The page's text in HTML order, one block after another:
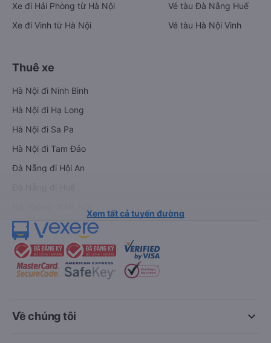
Xe đi Hải Phòng từ Hà Nội
Xe đi Vinh từ Hà Nội
Vé tàu Đà Nẵng Huế
Vé tàu Hà Nội Vinh
Thuê xe
Hà Nội đi Ninh Bình
Hà Nội đi Hạ Long
Hà Nội đi Sa Pa
Hà Nội đi Tam Đảo
Đà Nẵng đi Hội An
Xem tất cả tuyến đường
keyboard_arrow_down
Về chúng tôi